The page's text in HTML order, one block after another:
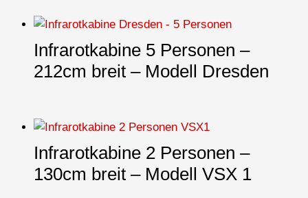
Infrarotkabine 5 Personen –
212cm breit – Modell Dresden
Infrarotkabine 2 Personen –
130cm breit – Modell VSX 1